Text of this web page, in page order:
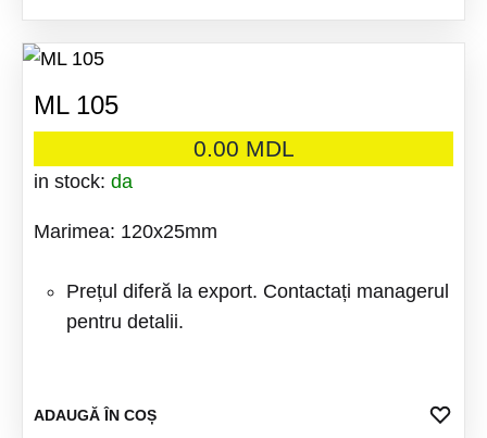
ML 105
0.00 MDL
in stock: da
Marimea: 120x25mm
Prețul diferă la export. Contactați managerul
pentru detalii.
ADAUGĂ ÎN COȘ